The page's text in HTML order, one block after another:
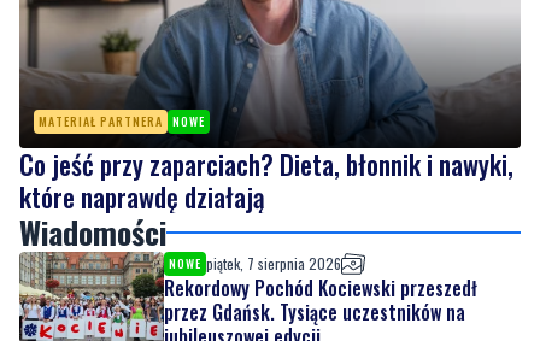
MATERIAŁ PARTNERA NOWE
Co jeść przy zaparciach? Dieta, błonnik i nawyki,
które naprawdę działają
Wiadomości
NOWE piątek, 7 sierpnia 2026
Rekordowy Pochód Kociewski przeszedł
przez Gdańsk. Tysiące uczestników na
jubileuszowej edycji
piątek, 7 sierpnia 2026
Więcej wraków dostępnych dla nurków. Urząd